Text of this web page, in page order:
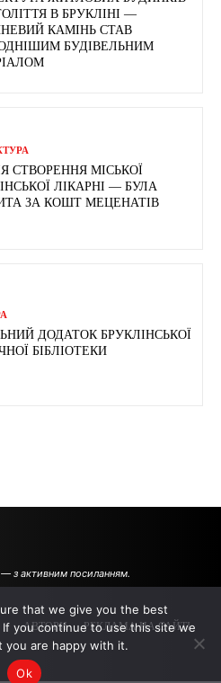
В БРУКЛІНІ —
КАМІНЬ СТАВ
БУДІВЕЛЬНИМ
СТВОРЕННЯ МІСЬКОЇ
ЛІКАРНІ — БУЛА
ЗА КОШТ МЕЦЕНАТІВ
ДОДАТОК БРУКЛІНСЬКОЇ
БІБЛІОТЕКИ
з активним посиланням.
АВТОРИ РЕКЛАМА НА САЙТІ
that we give you the best
you continue to use this site we
you are happy with it.
Ok